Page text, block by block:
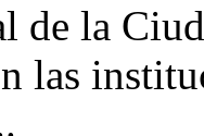
de la
las